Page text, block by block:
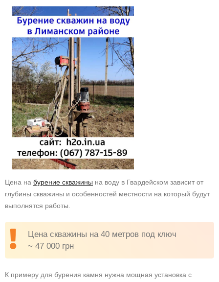
Цена на бурение скважины на воду в Гвардейском зависит от
глубины скважины и особенностей местности на который будут
выполнятся работы.
Цена скважины на 40 метров под ключ
~ 47 000 грн
К примеру для бурения камня нужна мощная установка с